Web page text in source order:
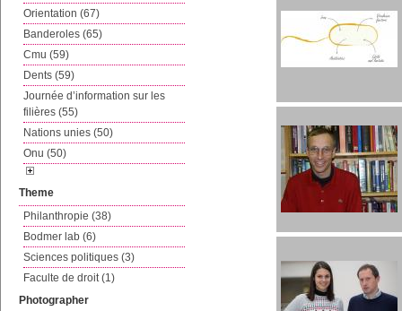
Orientation (67)
Banderoles (65)
Cmu (59)
Dents (59)
Journée d’information sur les
filières (55)
Nations unies (50)
Onu (50)
Theme
Philanthropie (38)
Bodmer lab (6)
Sciences politiques (3)
Faculte de droit (1)
Photographer